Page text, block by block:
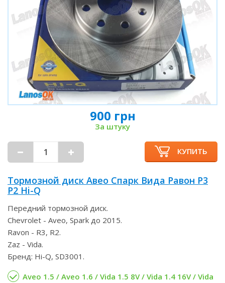
900 грн
За штуку
КУПИТЬ
Тормозной диск Авео Спарк Вида Равон Р3
Р2 Hi-Q
Передний тормозной диск.
Chevrolet - Aveo, Spark до 2015.
Ravon - R3, R2.
Zaz - Vida.
Бренд: Hi-Q, SD3001.
Aveo 1.5 / Aveo 1.6 / Vida 1.5 8V / Vida 1.4 16V / Vida